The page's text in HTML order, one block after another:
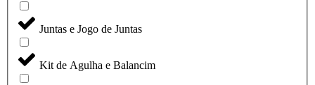
Juntas e Jogo de Juntas
Kit de Agulha e Balancim